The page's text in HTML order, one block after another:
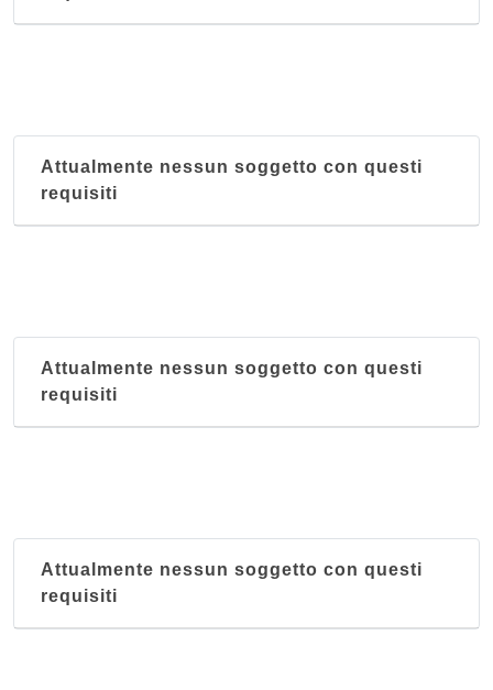
Attualmente nessun soggetto con questi
requisiti
Attualmente nessun soggetto con questi
requisiti
Attualmente nessun soggetto con questi
requisiti